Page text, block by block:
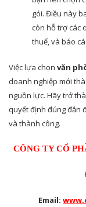
gói. Điều này
còn hỗ trợ các
thuế, và báo
Việc lựa chọn văn
doanh nghiệp mới
nguồn lực. Hãy trở
quyết định đúng đắn
và thành công.
CÔNG TY CỔ
Email: